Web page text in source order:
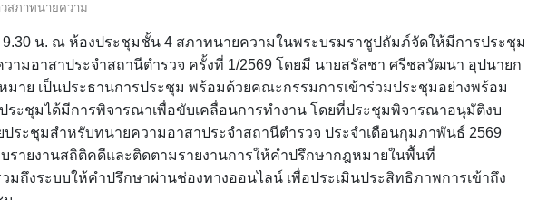
สภาทนายความ
9.30 น. ณ ห้องประชุมชั้น 4 สภาทนายความในพระบรมราชูปถัมภ์จัดให้มีการประชุม
ามอาสาประจำสถานีตำรวจ ครั้งที่ 1/2569 โดยมี นายสรัลชา ศรีชลวัฒนา อุปนายก
มาย เป็นประธานการประชุม พร้อมด้วยคณะกรรมการเข้าร่วมประชุมอย่างพร้อม
ระชุมได้มีการพิจารณาเพื่อขับเคลื่อนการทำงาน โดยที่ประชุมพิจารณาอนุมัติงบ
ระชุมสำหรับทนายความอาสาประจำสถานีตำรวจ ประจำเดือนกุมภาพันธ์ 2569
รายงานสถิติคดีและติดตามรายงานการให้คำปรึกษากฎหมายในพื้นที่
ถึงระบบให้คำปรึกษาผ่านช่องทางออนไลน์ เพื่อประเมินประสิทธิภาพการเข้าถึง